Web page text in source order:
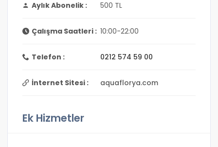
Aylık Abonelik : 500 TL
Çalışma Saatleri : 10:00-22:00
Telefon : 0212 574 59 00
İnternet Sitesi : aquaflorya.com
Ek Hizmetler